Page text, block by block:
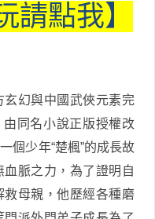
請點我】
玄幻與中國武俠元素完
由同名小說正版授權改
個少年“楚楓”的成長故
脈之力，為了證明自
救母親，他歷經各種磨